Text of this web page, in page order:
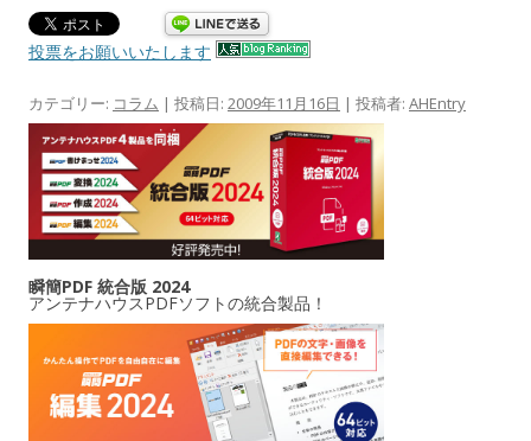
投票をお願いいたします
カテゴリー: コラム | 投稿日: 2009年11月16日 | 投稿者: AHEntry
瞬簡PDF 統合版 2024
アンテナハウスPDFソフトの統合製品！